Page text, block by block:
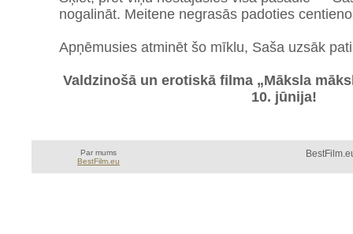
nogalināt. Meitene negrasās padoties
Apņēmusies atminēt šo mīklu, Saša uzsāk
Valdzinošā un erotiskā filma „Māksla
10. jūnija!
Par mums
BestFilm.eu